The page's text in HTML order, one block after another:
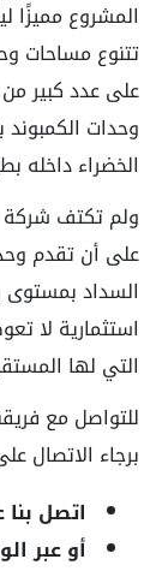
المشروع مميزًا
تتنوع مساحات
على عدد كبير من
وحدات
الخضراء داخله
ولم تكتف شركة
على أن تقدم
السداد بمستوى
استثمارية لا
التي لها
للتواصل مع
برجاء الاتصال
اتصل بنا علي
أو عبر